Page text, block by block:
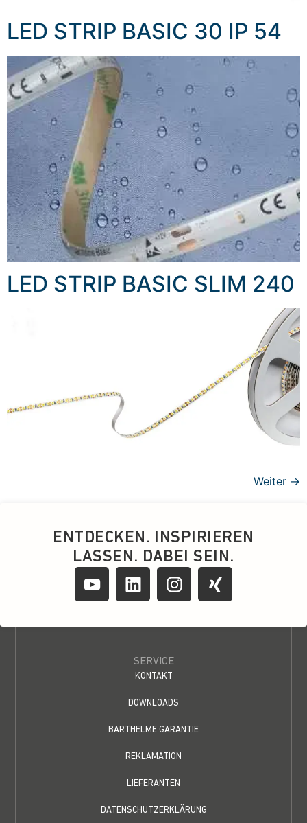
LED STRIP BASIC 30 IP 54
LED STRIP BASIC SLIM 240
Weiter →
ENTDECKEN. INSPIRIEREN
LASSEN. DABEI SEIN.
SERVICE
KONTAKT
DOWNLOADS
BARTHELME GARANTIE
REKLAMATION
LIEFERANTEN
DATENSCHUTZERKLÄRUNG